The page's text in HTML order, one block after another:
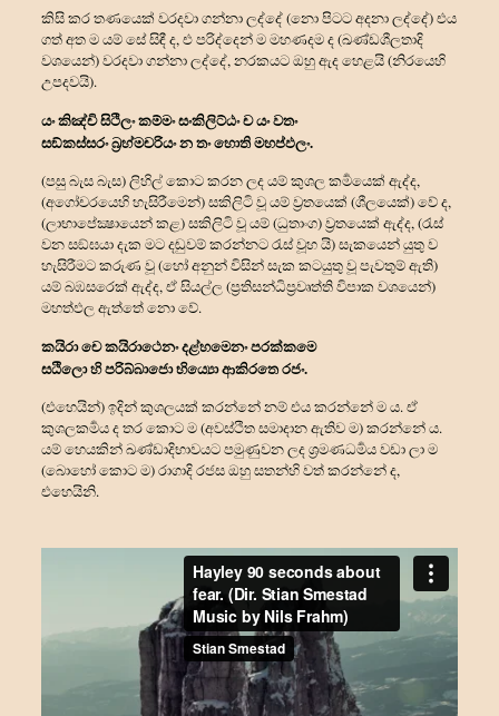
කිසි කර තණයෙක් වරදවා ගන්නා ලද්දේ (නො පිටට අදනා ලද්දේ) එය
ගත් අත ම යම් සේ සිඳී ද, එ පරිද්දෙන් ම මහණදම ද (ඛණ්ඩශීලතාදි
වශයෙන්) වරදවා ගන්නා ලද්දේ, නරකයට ඔහු ඇද හෙළයි (නිරයෙහි
උපදවයි).
යං කිඤ්චි සිථිලං කම්මං සංකිලිට්ඨං ච යං වතං
සඞ්කස්සරං බ්‍රහ්මචරියං න තං හොති මහප්ඵලං.
(පසු බැස බැස) ලිහිල් කොට කරන ලද යම් කුශල කර්‍මයෙක් ඇද්ද,
(අගෝචරයෙහි හැසිරීමෙන්) සකිලිටි වූ යම් ව්‍රතයෙක් (ශීලයෙක්) වේ ද,
(ලාභාපේක්‍ෂායෙන් කළ) සකිලිටි වූ යම් (ධුතාංග) ව්‍රතයෙක් ඇද්ද, (රැස්
වන සඞ්ඝයා දැක මට දඬුවම් කරන්නට රැස් වූහ යි) සැකයෙන් යුතු ව
හැසිරීමට කරුණ වූ (හෝ අනුන් විසින් සැක කටයුතු වූ පැවතුම් ඇති)
යම් බඹසරෙක් ඇද්ද, ඒ සියල්ල (ප්‍රතිසන්‍ධිප්‍රවෘත්ති විපාක වශයෙන්)
මහත්ඵල ඇත්තේ නො වේ.
කයිරා චෙ කයිරාථෙනං දළ්හමෙනං පරක්කමෙ
සඨිලො හි පරිබ්බාජො භිය්‍යො ආකිරතෙ රජං.
(එහෙයින්) ඉදින් කුශලයක් කරන්නේ නම් එය කරන්නේ ම ය. ඒ
කුශලකර්‍මය ද තර කොට ම (අවස්ථිත සමාදාන ඇතිව ම) කරන්නේ ය.
යම් හෙයකින් ඛණ්ඩාදිභාවයට පමුණුවන ලද ශ්‍රමණධර්‍මය වඩා ලා ම
(බොහෝ කොට ම) රාගාදි රජස ඔහු සතන්හි වත් කරන්නේ ද,
එහෙයිනි.